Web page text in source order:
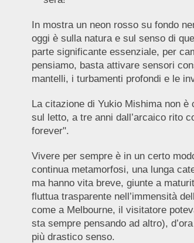
In mostra un neon rosso su fondo
oggi è sulla natura e sul senso di
parte significante essenziale, per
pensiamo, basta attivare sensori
mantelli, i turbamenti profondi e le
La citazione di Yukio Mishima non
sul letto, a tre anni dall’arcaico rito
forever".
Vivere per sempre è in un certo
continua metamorfosi, una lunga
ma hanno vita breve, giunte a
fluttua trasparente nell’immensità
come a Melbourne, il visitatore
sta sempre pensando ad altro),
più drastico senso.